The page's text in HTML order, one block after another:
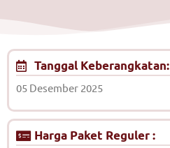
Tanggal Keberangkatan:
05 Desember 2025
Harga Paket Reguler :